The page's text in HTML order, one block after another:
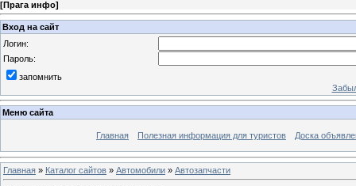
[Прага инфо]
Вход на сайт
Логин:
Пароль:
запомнить
Меню сайта
Главная Полезная информация для туристов Доска
Главная » Каталог сайтов » Автомобили » Автозапчасти